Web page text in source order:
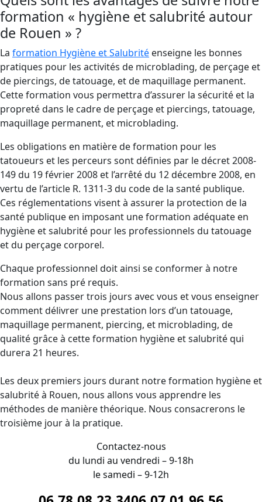
formation « hygiène et salubrité autour
de Rouen » ?
La formation Hygiène et Salubrité enseigne les bonnes
pratiques pour les activités de microblading, de perçage et
de piercings, de tatouage, et de maquillage permanent.
Cette formation vous permettra d’assurer la sécurité et la
propreté dans le cadre de perçage et piercings, tatouage,
maquillage permanent, et microblading.
Les obligations en matière de formation pour les
tatoueurs et les perceurs sont définies par le décret 2008-
149 du 19 février 2008 et l’arrêté du 12 décembre 2008, en
vertu de l’article R. 1311-3 du code de la santé publique.
Ces réglementations visent à assurer la protection de la
santé publique en imposant une formation adéquate en
hygiène et salubrité pour les professionnels du tatouage
et du perçage corporel.
Chaque professionnel doit ainsi se conformer à notre
formation sans pré requis.
Nous allons passer trois jours avec vous et vous enseigner
comment délivrer une prestation lors d’un tatouage,
maquillage permanent, piercing, et microblading, de
qualité grâce à cette formation hygiène et salubrité qui
durera 21 heures.
Les deux premiers jours durant notre formation hygiène et
salubrité à Rouen, nous allons vous apprendre les
méthodes de manière théorique. Nous consacrerons le
troisième jour à la pratique.
Contactez-nous
du lundi au vendredi – 9-18h
le samedi – 9-12h